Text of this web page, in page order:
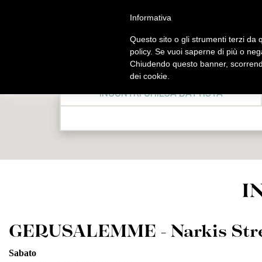
CHI
SIAMO
Benvenuto
caritative
MESSE
Messe
Franciscan
Celebrazioni
dalla
INCONTRI CHIESA BATTISTA
GERUSALEMME - Narkis
Sabato
Informativa
Questo sito o gli strumenti terzi da
policy. Se vuoi saperne di più o
Chiudendo questo banner,
dei cookie.